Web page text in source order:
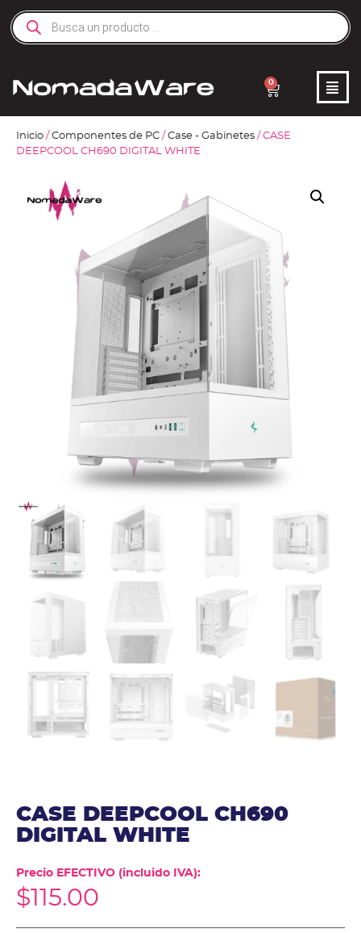
0
Inicio / Componentes de PC / Case - Gabinetes / CASE
DEEPCOOL CH690 DIGITAL WHITE
CASE DEEPCOOL CH690
DIGITAL WHITE
Precio EFECTIVO (incluido IVA):
$115.00